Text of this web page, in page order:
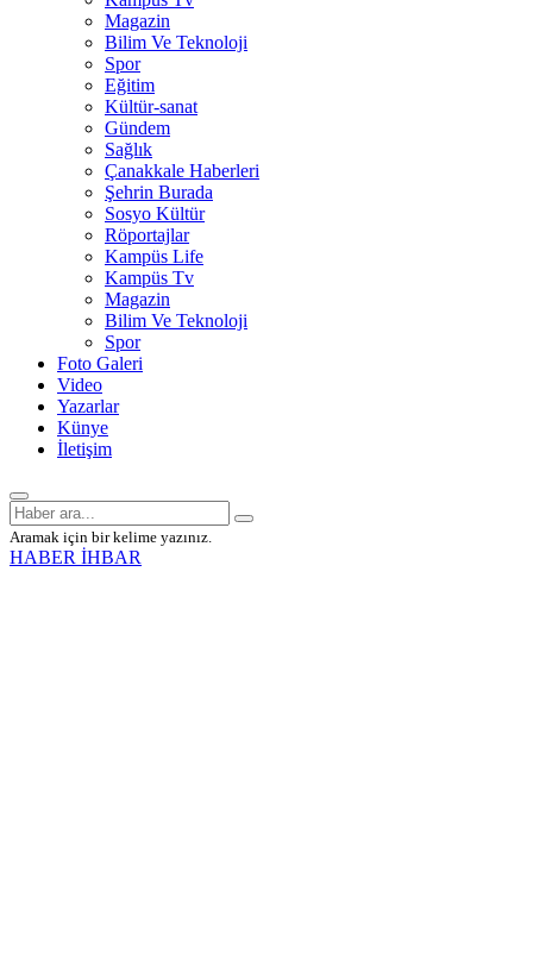
Magazin
Bilim Ve Teknoloji
Spor
Eğitim
Kültür-sanat
Gündem
Sağlık
Çanakkale Haberleri
Şehrin Burada
Sosyo Kültür
Röportajlar
Kampüs Life
Kampüs Tv
Magazin
Bilim Ve Teknoloji
Spor
Foto Galeri
Video
Yazarlar
Künye
İletişim
Aramak için bir kelime yazınız.
HABER İHBAR